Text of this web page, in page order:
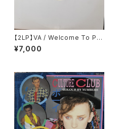
【2LP】VA / Welcome To Pla
stic World / Plastics Childr
en
¥7,000